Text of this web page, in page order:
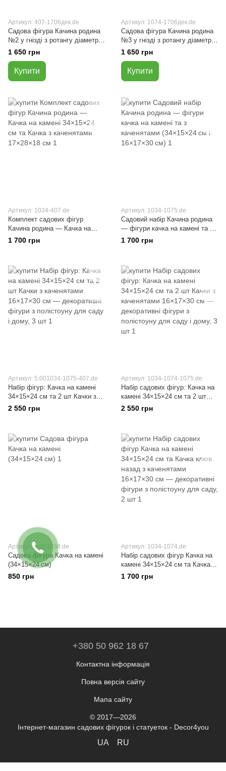
Артикул: 407-1706дек.de
Садова фігура Качина родина
№2 у гнізді з ротангу діаметр
45 см — декор для дому
1 650 грн
Купити
Артикул: 1074-1706дек.de
Садова фігура Качина родина
№3 у гнізді з ротангу діаметр
45 см — декор для дому
1 650 грн
Купити
Артикул: 1034-407.de
Комплект садових фігур
Качина родина — Качка на
камені 34×15×24 см та Качка з
каченятами 17×28×18 см
1 700 грн
Артикул: 1034-1075.de
Садовий набір Качина родина
— фігури качка на камені та з
каченятами (34×15×24 см і
16×17×30 см)
1 700 грн
Артикул: 5.001034-1075-407.de
Набір фігур: Качка на камені
34×15×24 см та 2 шт Качки з
каченятами 16×17×30 см —
декоративні фігури з
шт
2 550 грн
Артикул: 1034-1074-1075.de
Набір садових фігур: Качка на
камені 34×15×24 см та 2 шт
Качки з каченятами 16×17×30
см — декоративні фігури з
шт
2 550 грн
Артикул: 5.001034.de
Садова фігура Качка на камені
(34×15×24 см)
850 грн
Артикул: 1034-1074.de
Набір садових фігур Качка на
камені 34×15×24 см та Качка
клюв назад з каченятами
16×17×30 см, 2 шт
1 700 грн
+380 50 962 18 67
Контактна інформація
Повна версія сайту
Мапа сайту
© 2017—2026
Інтернет-магазин садових фігурок і статуеток - Decor4you
UA RU